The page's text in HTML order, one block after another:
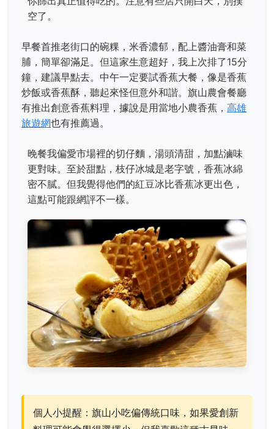
空了。
早餐首推老街口的碗粿，米香濃郁，配上醬油膏和菜
脯，簡單卻滿足。但這家生意超好，我上次排了15分
鐘，建議早點去。中午一定要試香蕉大餐，像是香蕉
炒飯或香蕉酥，聽起來怪但意外和諧。旗山農會餐廳
有推出創意香蕉料理，據說是用當地小農香蕉， 高雄
旅遊網也有推薦過。
晚餐我偏愛市場裡的切仔麵，湯頭清甜，加點滷味
更對味。至於甜點，枝仔冰城是老字號，香蕉冰綿
密不膩。但我覺得他們的紅豆冰比香蕉冰更出色，
這點可能跟網評不一樣。
個人小提醒：旗山小吃偏傳統口味，如果愛創新